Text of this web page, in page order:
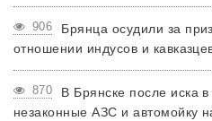
906
Брянца осудили за
отношении индусов и
870
В Брянске после иска
незаконные АЗС и автомойку